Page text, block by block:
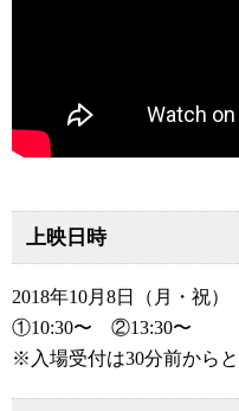
上映日時
2018年10月8日（月・祝）
①10:30〜 ②13:30〜
※入場受付は30分前から